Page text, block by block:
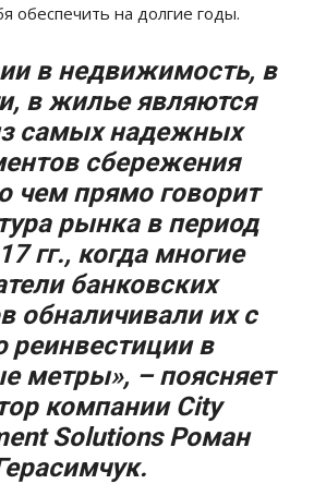
обеспечить на долгие годы.
в недвижимость, в
в жилье являются
самых надежных
сбережения
чем прямо говорит
рынка в период
гг., когда многие
банковских
обналичивали их с
реинвестиции в
метры», – поясняет
компании City
Solutions Роман